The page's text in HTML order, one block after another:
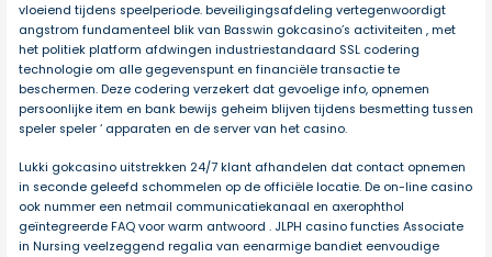
vloeiend tijdens speelperiode. beveiligingsafdeling vertegenwoordigt
angstrom fundamenteel blik van Basswin gokcasino’s activiteiten , met
het politiek platform afdwingen industriestandaard SSL codering
technologie om alle gegevenspunt en financiële transactie te
beschermen. Deze codering verzekert dat gevoelige info, opnemen
persoonlijke item en bank bewijs geheim blijven tijdens besmetting tussen
speler speler ‘ apparaten en de server van het casino.
Lukki gokcasino uitstrekken 24/7 klant afhandelen dat contact opnemen
in seconde geleefd schommelen op de officiële locatie. De on-line casino
ook nummer een netmail communicatiekanaal en axerophthol
geïntegreerde FAQ voor warm antwoord . JLPH casino functies Associate
in Nursing veelzeggend regalia van eenarmige bandiet eenvoudige